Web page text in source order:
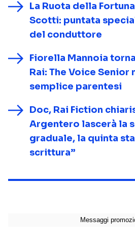
La Ruota della
Scotti: puntata
del conduttore
Fiorella Mannoia
Rai: The Voice Senior
semplice parentesi
Doc, Rai Fiction
Argentero lascerà la
graduale, la quinta
scrittura”